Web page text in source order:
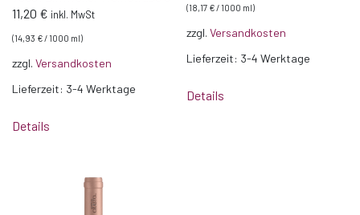
11,20 € inkl. MwSt
(14,93 €/ 1000 ml)
zzgl. Versandkosten
Lieferzeit: 3-4 Werktage
Details
(18,17 €/ 1000 ml)
zzgl.Versandkosten
Lieferzeit: 3-4 Werktage
Details